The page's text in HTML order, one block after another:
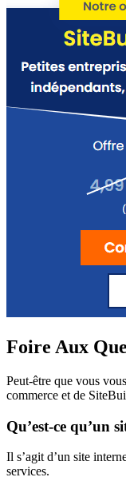
Foire Aux
Peut-être que vous
commerce et de
Qu’est-ce qu’un
Il s’agit d’un site
services.